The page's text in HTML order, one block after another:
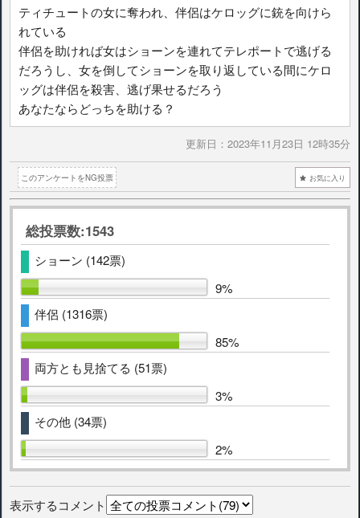
ティチュートの女に奪われ、伴侶はケロッグに銃を向けら
れている
伴侶を助ければ女はショーンを連れてテレポートで逃げる
だろうし、女を倒してショーンを取り返している間にケロ
ッグは伴侶を殺害、逃げ果せるだろう
あなたならどっちを助ける？
更新日： 2023年11月23日 12時35分
このアンケートをNG投票 お気に入り
総投票数:1543
ショーン (142票)
9%
伴侶 (1316票)
85%
両方とも見捨てる (51票)
3%
その他 (34票)
2%
表示するコメント